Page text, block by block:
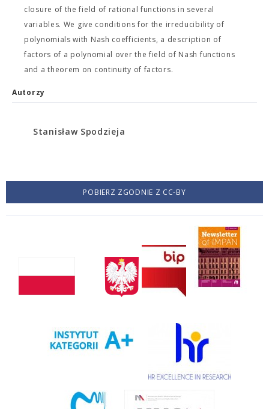
closure of the field of rational functions in several
variables. We give conditions for the irreducibility of
polynomials with Nash coefficients, a description of
factors of a polynomial over the field of Nash functions
and a theorem on continuity of factors.
Autorzy
Stanisław Spodzieja
POBIERZ ZGODNIE Z CC-BY